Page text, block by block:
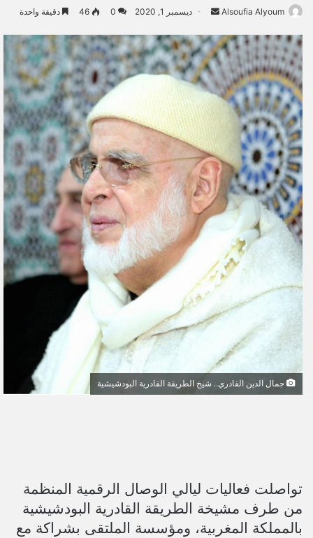
Alsoufia Alyoum
س
ل
ب
ر
إ
ل
ك
ي
ا
ديسمبر 1, 2020 0
46 دقيقة واحدة
جمال الدين القادري.. شيخ الطريقة القادرية البودشيشية
تواصلت فعاليات ليالي الوصال الرقمية المنظمة
من طرف مشيخة الطريقة القادرية البودشيشية
بالمملكة المغربية، ومؤسسة الملتقى بشراكة مع